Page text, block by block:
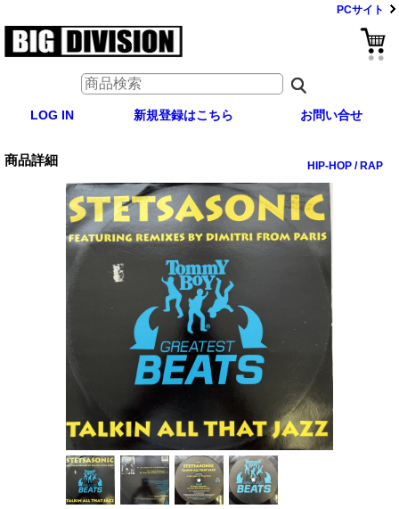
PCサイト
LOG IN 新規登録はこちら お問い合せ
商品詳細 HIP-HOP / RAP